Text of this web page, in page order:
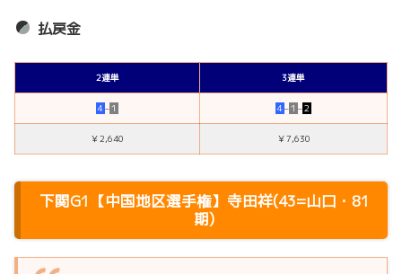
払戻金
2連単 3連単
４–１ ４–１ –２
￥2,640 ￥7,630
下関G1【中国地区選手権】寺田祥(43=山口・81
期)